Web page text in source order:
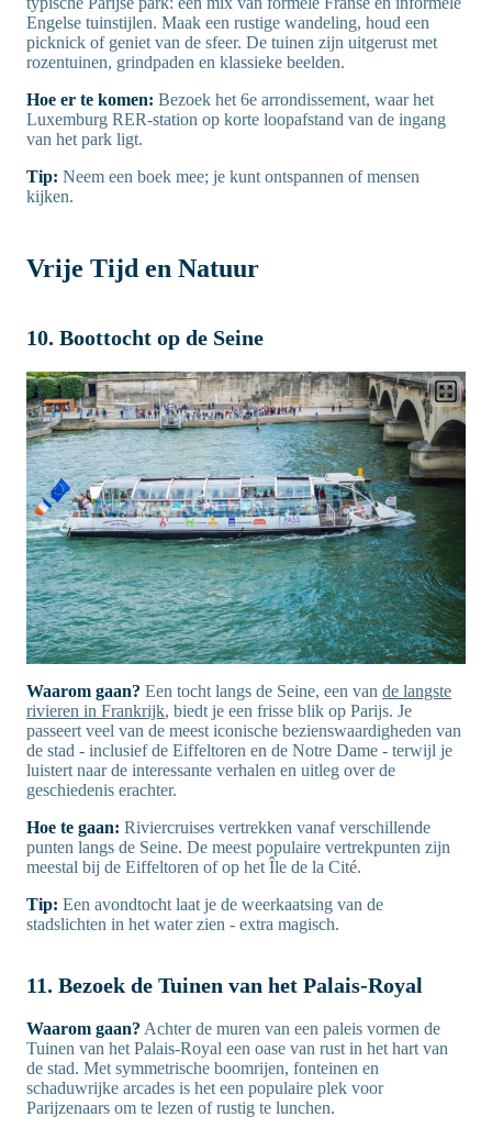
Engelse tuinstijlen. Maak een rustige wandeling, houd een
picknick of geniet van de sfeer. De tuinen zijn uitgerust met
rozentuinen, grindpaden en klassieke beelden.
Hoe er te komen: Bezoek het 6e arrondissement, waar het
Luxemburg RER-station op korte loopafstand van de ingang
van het park ligt.
Tip: Neem een boek mee; je kunt ontspannen of mensen
kijken.
Vrije Tijd en Natuur
10. Boottocht op de Seine
Waarom gaan? Een tocht langs de Seine, een van de langste
rivieren in Frankrijk, biedt je een frisse blik op Parijs. Je
passeert veel van de meest iconische bezienswaardigheden van
de stad - inclusief de Eiffeltoren en de Notre Dame - terwijl je
luistert naar de interessante verhalen en uitleg over de
geschiedenis erachter.
Hoe te gaan: Riviercruises vertrekken vanaf verschillende
punten langs de Seine. De meest populaire vertrekpunten zijn
meestal bij de Eiffeltoren of op het Île de la Cité.
Tip: Een avondtocht laat je de weerkaatsing van de
stadslichten in het water zien - extra magisch.
11. Bezoek de Tuinen van het Palais-Royal
Waarom gaan? Achter de muren van een paleis vormen de
Tuinen van het Palais-Royal een oase van rust in het hart van
de stad. Met symmetrische boomrijen, fonteinen en
schaduwrijke arcades is het een populaire plek voor
Parijzenaars om te lezen of rustig te lunchen.